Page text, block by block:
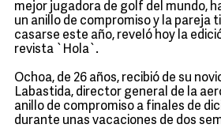
mejor jugadora de golf del mundo,
un anillo de compromiso y la pareja
casarse este año, reveló hoy la
revista `Hola`.
Ochoa, de 26 años, recibió de su
Labastida, director general de la
anillo de compromiso a finales de
durante unas vacaciones de dos